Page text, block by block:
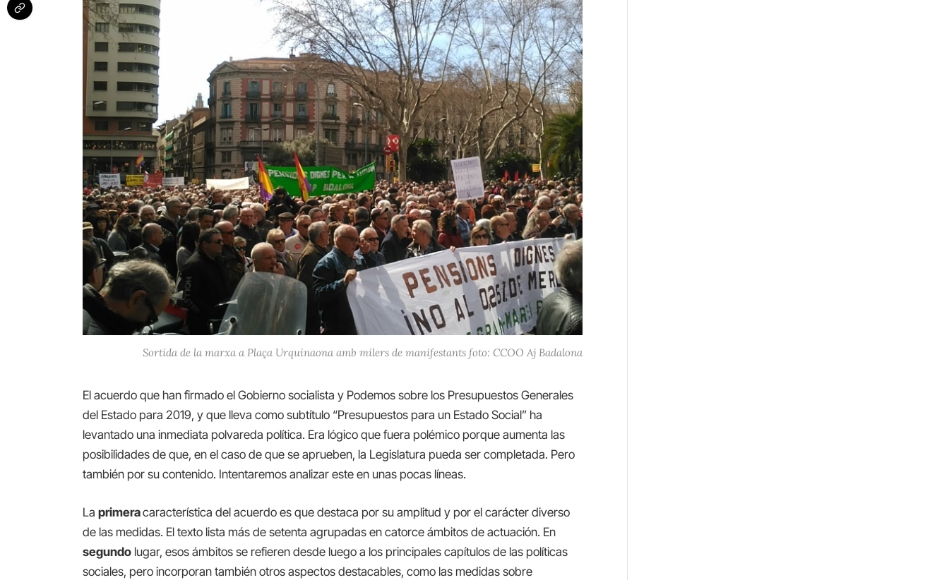
Sortida de la marxa a Plaça Urquinaona amb milers de manifestants foto: CCOO Aj Badalona
El acuerdo que han firmado el Gobierno socialista y Podemos sobre los Presupuestos Generales
del Estado para 2019, y que lleva como subtítulo “Presupuestos para un Estado Social” ha
levantado una inmediata polvareda política. Era lógico que fuera polémico porque aumenta las
posibilidades de que, en el caso de que se aprueben, la Legislatura pueda ser completada. Pero
también por su contenido. Intentaremos analizar este en unas pocas líneas.
Laprimeracaracterística del acuerdo es que destaca por su amplitud y por el carácter diverso
de las medidas. El texto lista más de setenta agrupadas en catorce ámbitos de actuación. En
segundo lugar, esos ámbitos se refieren desde luego a los principales capítulos de las políticas
sociales, pero incorporan también otros aspectos destacables, como las medidas sobre